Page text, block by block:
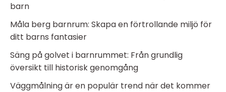
barn
Måla berg barnrum: Skapa en förtrollande miljö för
ditt barns fantasier
Säng på golvet i barnrummet: Från grundlig
översikt till historisk genomgång
Väggmålning är en populär trend när det kommer